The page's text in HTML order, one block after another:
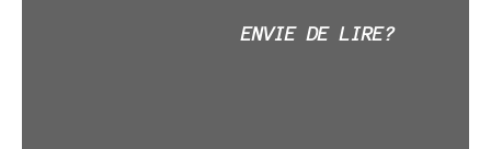
ENVIE DE LIRE?